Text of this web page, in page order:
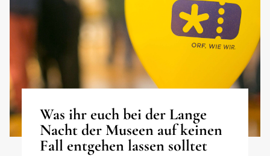
Was ihr euch bei der Lange
Nacht der Museen auf keinen
Fall entgehen lassen solltet